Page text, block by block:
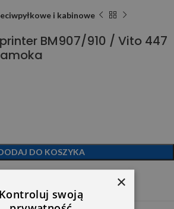
i kabinowe
BM907/910 / Vito 447
DO KOSZYKA
×
Kontroluj swoją